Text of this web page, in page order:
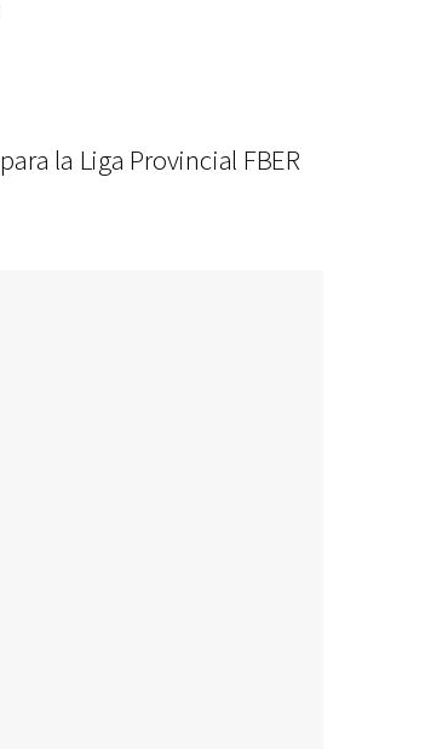
la Liga Provincial FBER